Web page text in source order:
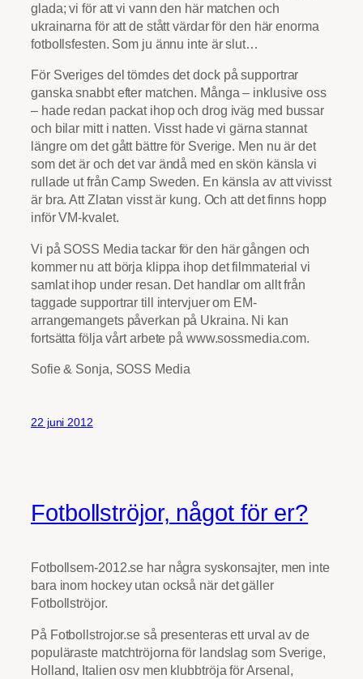
glada; vi för att vi vann den här matchen och
ukrainarna för att de stått värdar för den här enorma
fotbollsfesten. Som ju ännu inte är slut…
För Sveriges del tömdes det dock på supportrar
ganska snabbt efter matchen. Många – inklusive oss
– hade redan packat ihop och drog iväg med bussar
och bilar mitt i natten. Visst hade vi gärna stannat
längre om det gått bättre för Sverige. Men nu är det
som det är och det var ändå med en skön känsla vi
rullade ut från Camp Sweden. En känsla av att vivisst
är bra. Att Zlatan visst är kung. Och att det finns hopp
inför VM-kvalet.
Vi på SOSS Media tackar för den här gången och
kommer nu att börja klippa ihop det filmmaterial vi
samlat ihop under resan. Det handlar om allt från
taggade supportrar till intervjuer om EM-
arrangemangets påverkan på Ukraina. Ni kan
fortsätta följa vårt arbete på www.sossmedia.com.
Sofie & Sonja, SOSS Media
22 juni 2012
Fotbollströjor, något för er?
Fotbollsem-2012.se har några syskonsajter, men inte
bara inom hockey utan också när det gäller
Fotbollströjor.
På Fotbollstrojor.se så presenteras ett urval av de
populäraste matchtröjorna för landslag som Sverige,
Holland, Italien osv men klubbtröja för Arsenal,